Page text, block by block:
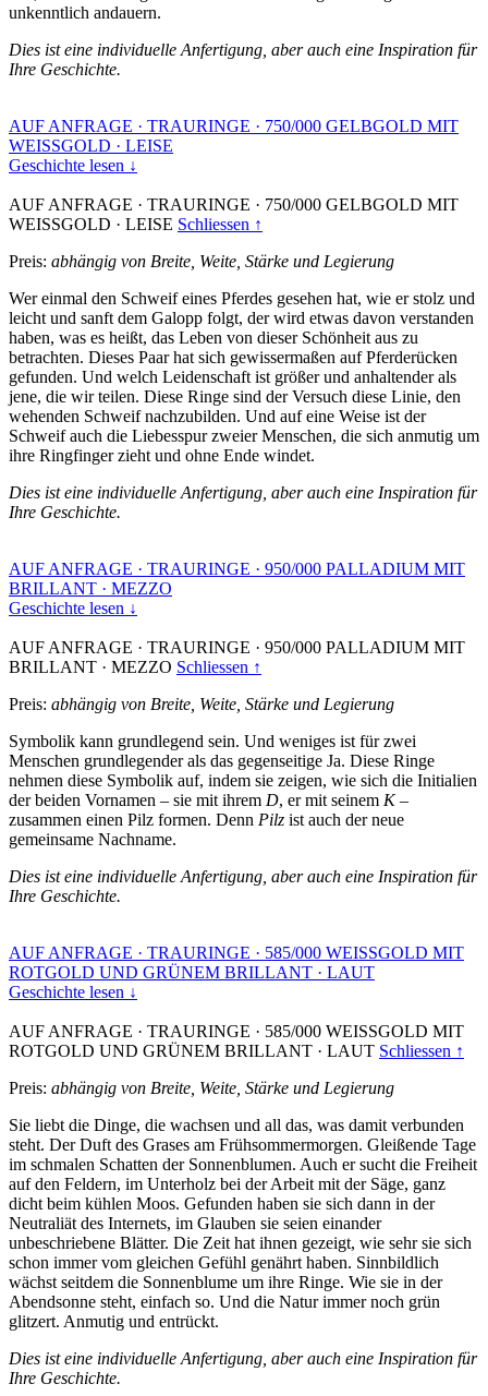
unkenntlich andauern.
Dies ist eine individuelle Anfertigung, aber auch eine Inspiration für
Ihre Geschichte.
AUF ANFRAGE · TRAURINGE · 750/000 GELBGOLD MIT
WEISSGOLD · LEISE
Geschichte lesen ↓
AUF ANFRAGE · TRAURINGE · 750/000 GELBGOLD MIT
WEISSGOLD · LEISE Schliessen ↑
Preis: abhängig von Breite, Weite, Stärke und Legierung
Wer einmal den Schweif eines Pferdes gesehen hat, wie er stolz und
leicht und sanft dem Galopp folgt, der wird etwas davon verstanden
haben, was es heißt, das Leben von dieser Schönheit aus zu
betrachten. Dieses Paar hat sich gewissermaßen auf Pferderücken
gefunden. Und welch Leidenschaft ist größer und anhaltender als
jene, die wir teilen. Diese Ringe sind der Versuch diese Linie, den
wehenden Schweif nachzubilden. Und auf eine Weise ist der
Schweif auch die Liebesspur zweier Menschen, die sich anmutig um
ihre Ringfinger zieht und ohne Ende windet.
Dies ist eine individuelle Anfertigung, aber auch eine Inspiration für
Ihre Geschichte.
AUF ANFRAGE · TRAURINGE · 950/000 PALLADIUM MIT
BRILLANT · MEZZO
Geschichte lesen ↓
AUF ANFRAGE · TRAURINGE · 950/000 PALLADIUM MIT
BRILLANT · MEZZO Schliessen ↑
Preis: abhängig von Breite, Weite, Stärke und Legierung
Symbolik kann grundlegend sein. Und weniges ist für zwei
Menschen grundlegender als das gegenseitige Ja. Diese Ringe
nehmen diese Symbolik auf, indem sie zeigen, wie sich die Initialien
der beiden Vornamen – sie mit ihrem D, er mit seinem K–
zusammen einen Pilz formen. Denn Pilz ist auch der neue
gemeinsame Nachname.
Dies ist eine individuelle Anfertigung, aber auch eine Inspiration für
Ihre Geschichte.
AUF ANFRAGE · TRAURINGE · 585/000 WEISSGOLD MIT
ROTGOLD UND GRÜNEM BRILLANT · LAUT
Geschichte lesen ↓
AUF ANFRAGE · TRAURINGE · 585/000 WEISSGOLD MIT
ROTGOLD UND GRÜNEM BRILLANT · LAUT Schliessen ↑
Preis: abhängig von Breite, Weite, Stärke und Legierung
Sie liebt die Dinge, die wachsen und all das, was damit verbunden
steht. Der Duft des Grases am Frühsommermorgen. Gleißende Tage
im schmalen Schatten der Sonnenblumen. Auch er sucht die Freiheit
auf den Feldern, im Unterholz bei der Arbeit mit der Säge, ganz
dicht beim kühlen Moos. Gefunden haben sie sich dann in der
Neutraliät des Internets, im Glauben sie seien einander
unbeschriebene Blätter. Die Zeit hat ihnen gezeigt, wie sehr sie sich
schon immer vom gleichen Gefühl genährt haben. Sinnbildlich
wächst seitdem die Sonnenblume um ihre Ringe. Wie sie in der
Abendsonne steht, einfach so. Und die Natur immer noch grün
glitzert. Anmutig und entrückt.
Dies ist eine individuelle Anfertigung, aber auch eine Inspiration für
Ihre Geschichte.